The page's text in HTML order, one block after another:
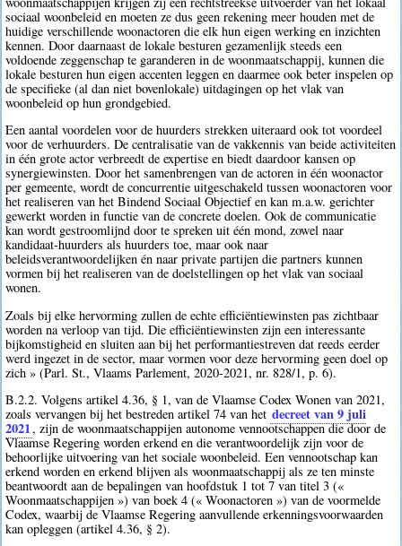
sociaal woonbeleid en moeten ze dus geen rekening meer houden met de
huidige verschillende woonactoren die elk hun eigen werking en inzichten
kennen. Door daarnaast de lokale besturen gezamenlijk steeds een
voldoende zeggenschap te garanderen in de woonmaatschappij, kunnen die
lokale besturen hun eigen accenten leggen en daarmee ook beter inspelen op
de specifieke (al dan niet bovenlokale) uitdagingen op het vlak van
woonbeleid op hun grondgebied.
Een aantal voordelen voor de huurders strekken uiteraard ook tot voordeel
voor de verhuurders. De centralisatie van de vakkennis van beide activiteiten
in één grote actor verbreedt de expertise en biedt daardoor kansen op
synergiewinsten. Door het samenbrengen van de actoren in één woonactor
per gemeente, wordt de concurrentie uitgeschakeld tussen woonactoren voor
het realiseren van het Bindend Sociaal Objectief en kan m.a.w. gerichter
gewerkt worden in functie van de concrete doelen. Ook de communicatie
kan wordt gestroomlijnd door te spreken uit één mond, zowel naar
kandidaat-huurders als huurders toe, maar ook naar
beleidsverantwoordelijken én naar private partijen die partners kunnen
vormen bij het realiseren van de doelstellingen op het vlak van sociaal
wonen.
Zoals bij elke hervorming zullen de echte efficiëntiewinsten pas zichtbaar
worden na verloop van tijd. Die efficiëntiewinsten zijn een interessante
bijkomstigheid en sluiten aan bij het performantiestreven dat reeds eerder
werd ingezet in de sector, maar vormen voor deze hervorming geen doel op
zich » (Parl. St., Vlaams Parlement, 2020-2021, nr. 828/1, p. 6).
B.2.2. Volgens artikel 4.36, § 1, van de Vlaamse Codex Wonen van 2021,
zoals vervangen bij het bestreden artikel 74 van het decreet van 9 juli
2021, zijn de woonmaatschappijen autonome vennootschappen die door de
Vlaamse Regering worden erkend en die verantwoordelijk zijn voor de
behoorlijke uitvoering van het sociale woonbeleid. Een vennootschap kan
erkend worden en erkend blijven als woonmaatschappij als ze ten minste
beantwoordt aan de bepalingen van hoofdstuk 1 tot 7 van titel 3 («
Woonmaatschappijen ») van boek 4 (« Woonactoren ») van de voormelde
Codex, waarbij de Vlaamse Regering aanvullende erkenningsvoorwaarden
kan opleggen (artikel 4.36, § 2).